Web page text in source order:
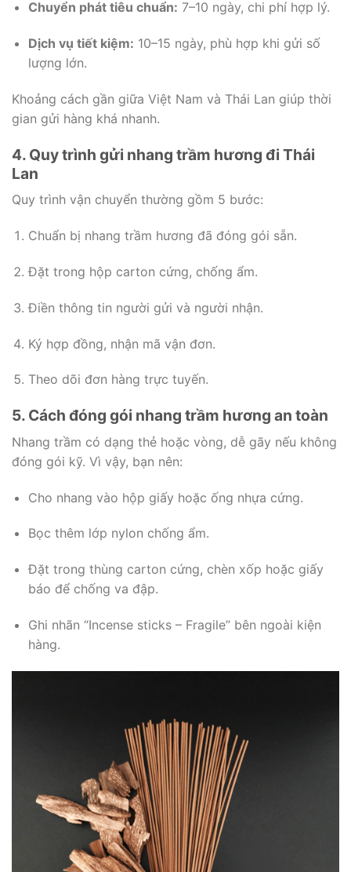
Chuyển phát tiêu chuẩn: 7–10 ngày, chi phí hợp lý.
Dịch vụ tiết kiệm: 10–15 ngày, phù hợp khi gửi số
lượng lớn.
Khoảng cách gần giữa Việt Nam và Thái Lan giúp thời
gian gửi hàng khá nhanh.
4. Quy trình gửi nhang trầm hương đi Thái
Lan
Quy trình vận chuyển thường gồm 5 bước:
Chuẩn bị nhang trầm hương đã đóng gói sẵn.
Đặt trong hộp carton cứng, chống ẩm.
Điền thông tin người gửi và người nhận.
Ký hợp đồng, nhận mã vận đơn.
Theo dõi đơn hàng trực tuyến.
5. Cách đóng gói nhang trầm hương an toàn
Nhang trầm có dạng thẻ hoặc vòng, dễ gãy nếu không
đóng gói kỹ. Vì vậy, bạn nên:
Cho nhang vào hộp giấy hoặc ống nhựa cứng.
Bọc thêm lớp nylon chống ẩm.
Đặt trong thùng carton cứng, chèn xốp hoặc giấy
báo để chống va đập.
Ghi nhãn “Incense sticks – Fragile” bên ngoài kiện
hàng.